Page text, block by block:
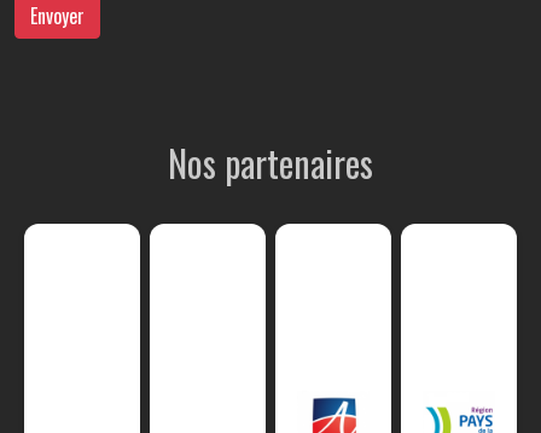
Envoyer
Nos partenaires